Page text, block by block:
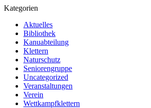
Kategorien
Aktuelles
Bibliothek
Kanuabteilung
Klettern
Naturschutz
Seniorengruppe
Uncategorized
Veranstaltungen
Verein
Wettkampfklettern